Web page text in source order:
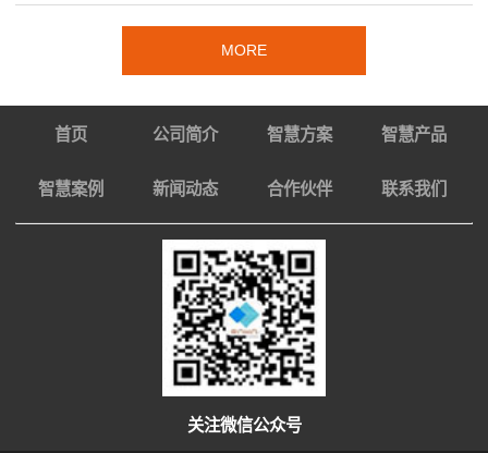
MORE
首页 公司简介 智慧方案 智慧产品
智慧案例 新闻动态 合作伙伴 联系我们
关注微信公众号